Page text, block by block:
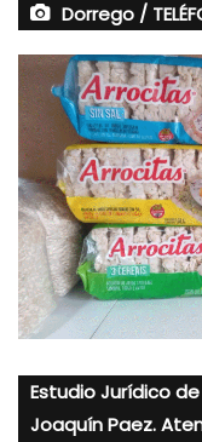
Dorrego /
Estudio Jurídico
Joaquín Paez.